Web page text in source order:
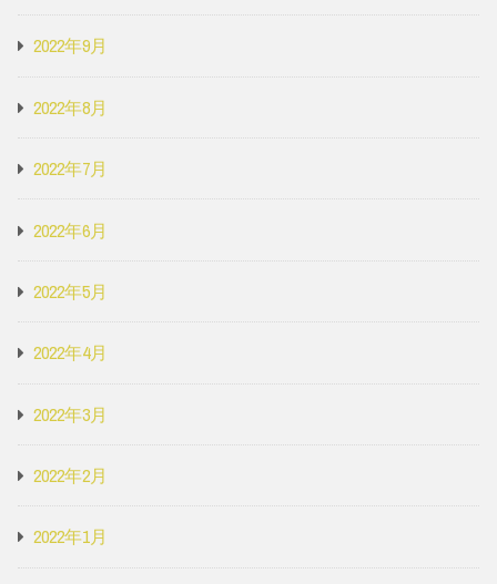
2022年9月
2022年8月
2022年7月
2022年6月
2022年5月
2022年4月
2022年3月
2022年2月
2022年1月